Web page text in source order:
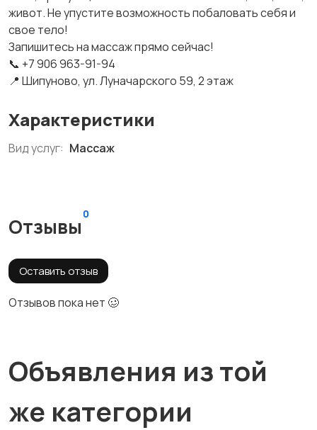
живот. Не упустите возможность побаловать себя и
свое тело!
Запишитесь на массаж прямо сейчас!
📞 +7 906 963-91-94
📍 Шипуново, ул. Луначарского 59, 2 этаж
Характеристики
Вид услуг: Массаж
Отзывы
0
Оставить отзыв
Отзывов пока нет 🥴
Объявления из той
же категории